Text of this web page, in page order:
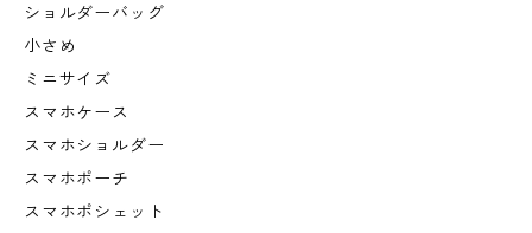
ショルダーバッグ
小さめ
ミニサイズ
スマホケース
スマホショルダー
スマホポーチ
スマホポシェット